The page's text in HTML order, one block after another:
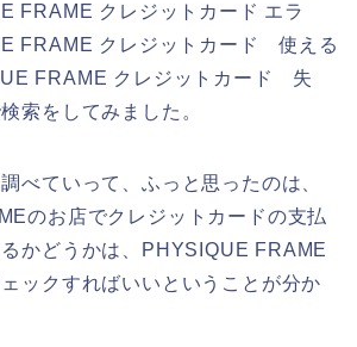
FRAME クレジットカード エラ
FRAME クレジットカード 使える
FRAME クレジットカード 失
索をしてみました。
べていって、ふっと思ったのは、
のお店でクレジットカードの支払
かどうかは、PHYSIQUE FRAME
ックすればいいということが分か